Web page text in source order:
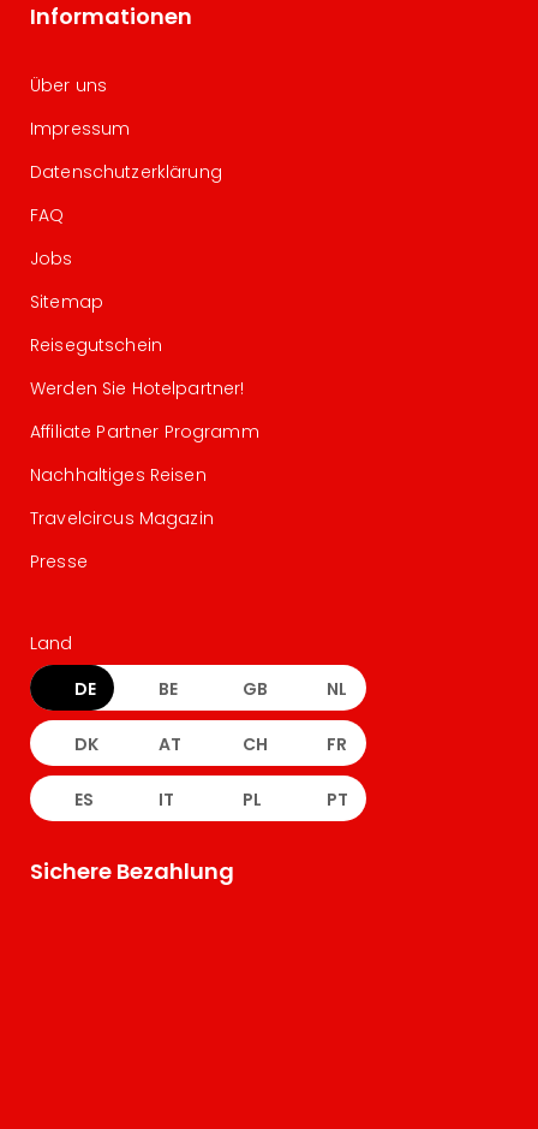
Informationen
Über uns
Impressum
Datenschutzerklärung
FAQ
Jobs
Sitemap
Reisegutschein
Werden Sie Hotelpartner!
Affiliate Partner Programm
Nachhaltiges Reisen
Travelcircus Magazin
Presse
Land
DE BE GB NL
DK AT CH FR
ES IT PL PT
Sichere Bezahlung